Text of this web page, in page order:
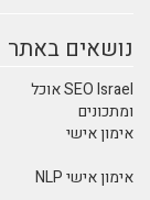
נושאים באתר
SEO Israel אוכל
ומתכונים
אימון אישי
אימון אישי NLP